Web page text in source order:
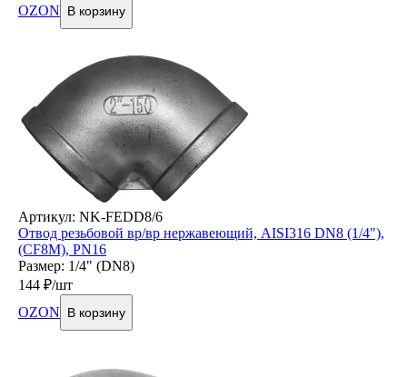
OZON
В корзину
Артикул: NK-FEDD8/6
Отвод резьбовой вр/вр нержавеющий, AISI316 DN8 (1/4"),
(CF8M), PN16
Размер: 1/4" (DN8)
144 ₽/шт
OZON
В корзину